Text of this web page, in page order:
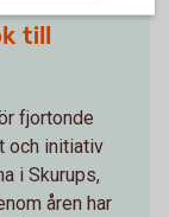
till
fjortonde
och initiativ
i Skurups,
åren har